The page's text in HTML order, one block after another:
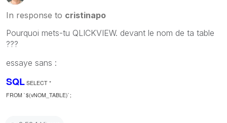
In response to cristinapo
‌Pourquoi mets-tu QLICKVIEW. devant le nom de ta table
???
essaye sans :
SQL SELECT *
FROM `$(vNOM_TABLE)`;